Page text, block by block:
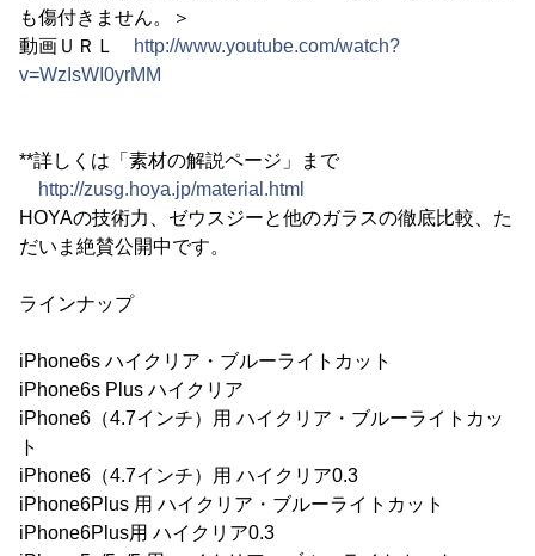
も傷付きません。＞
動画ＵＲＬ
http://www.youtube.com/watch?
v=WzIsWI0yrMM
**詳しくは「素材の解説ページ」まで
http://zusg.hoya.jp/material.html
HOYAの技術力、ゼウスジーと他のガラスの徹底比較、た
だいま絶賛公開中です。
ラインナップ
iPhone6s ハイクリア・ブルーライトカット
iPhone6s Plus ハイクリア
iPhone6（4.7インチ）用 ハイクリア・ブルーライトカッ
ト
iPhone6（4.7インチ）用 ハイクリア0.3
iPhone6Plus 用 ハイクリア・ブルーライトカット
iPhone6Plus用 ハイクリア0.3